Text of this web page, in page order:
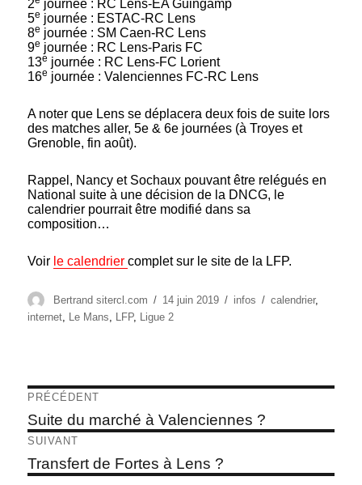
2
journée : RC Lens-EA Guingamp
5e journée : ESTAC-RC Lens
8e journée : SM Caen-RC Lens
9e journée : RC Lens-Paris FC
13e journée : RC Lens-FC Lorient
16e journée : Valenciennes FC-RC Lens
A noter que Lens se déplacera deux fois de suite lors
des matches aller, 5e & 6e journées (à Troyes et
Grenoble, fin août).
Rappel, Nancy et Sochaux pouvant être relégués en
National suite à une décision de la DNCG, le
calendrier pourrait être modifié dans sa
composition…
Voir lecalendriercomplet sur le site de la LFP.
Auteur
Bertrand sitercl.com
Publié
le
14 juin 2019 Catégories
infos Étiquettes
calendrier,
internet, Le Mans, LFP, Ligue 2
Navigation
de
l’article
PRÉCÉDENT
Article
précédent :
Suite du marché à Valenciennes ?
SUIVANT
Article
suivant :
Transfert de Fortes à Lens ?